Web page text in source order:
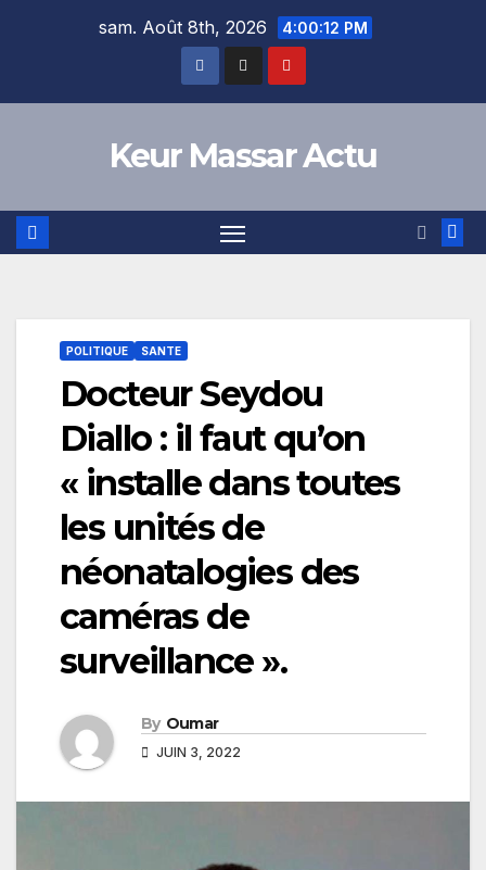
sam. Août 8th, 2026 4:00:13 PM
Keur Massar Actu
POLITIQUE SANTE
Docteur Seydou
Diallo : il faut qu’on
« installe dans toutes
les unités de
néonatalogies des
caméras de
surveillance ».
By Oumar
JUIN 3, 2022